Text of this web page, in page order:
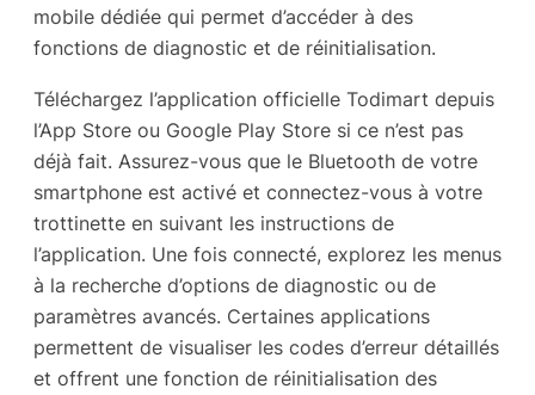
mobile dédiée qui permet d’accéder à des
fonctions de diagnostic et de réinitialisation.
Téléchargez l’application officielle Todimart depuis
l’App Store ou Google Play Store si ce n’est pas
déjà fait. Assurez-vous que le Bluetooth de votre
smartphone est activé et connectez-vous à votre
trottinette en suivant les instructions de
l’application. Une fois connecté, explorez les menus
à la recherche d’options de diagnostic ou de
paramètres avancés. Certaines applications
permettent de visualiser les codes d’erreur détaillés
et offrent une fonction de réinitialisation des